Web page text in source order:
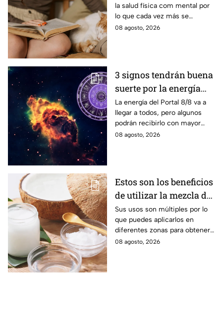
la salud física com mental por
lo que cada vez más se
recomienda su presencia.
08 agosto, 2026
3 signos tendrán buena
suerte por la energía
del Portal del León
La energía del Portal 8/8 va a
llegar a todos, pero algunos
podrán recibirlo con mayor
énfasis.
08 agosto, 2026
Estos son los beneficios
de utilizar la mezcla de
aceite de coco y
bicarbonato
Sus usos son múltiples por lo
que puedes aplicarlos en
diferentes zonas para obtener
beneficios.
08 agosto, 2026